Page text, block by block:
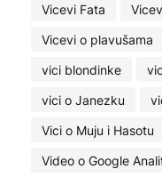
Vicevi Fata
Vicevi o plavušama
vici blondinke
vici o Janezku
Vici o Muju i Hasotu
Video o Google